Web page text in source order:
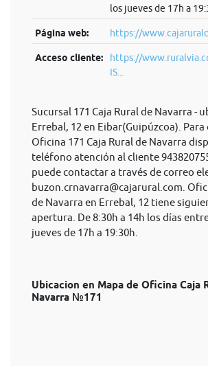
los jueves de 17h a
Página web: https://
Acceso cliente:
https://
IS...
Sucursal 171 Caja Rural de Navarra -
Errebal, 12 en Eibar(Guipúzcoa).
Oficina 171 Caja Rural de Navarra
teléfono atención al cliente
puede contactar a través de correo
buzon.crnavarra@cajarural.com .
de Navarra en Errebal, 12 tiene
apertura. De 8:30h a 14h los días
jueves de 17h a 19:30h.
Ubicacion en Mapa de Oficina Caja
Navarra №171